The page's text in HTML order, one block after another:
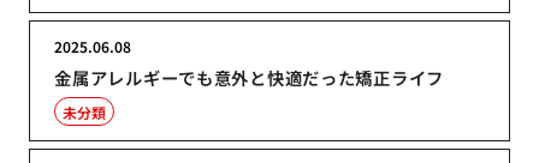
金属アレルギーでも意外と快適だった矯正ライフ
2025.06.08
未分類